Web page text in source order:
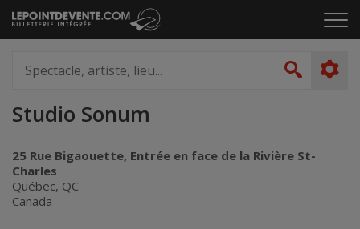
Passer
au
le
artiste,
lieu...
Studio Sonum
25 Rue Bigaouette, Entrée en face de la Rivière St-
Charles
Québec, QC
Canada